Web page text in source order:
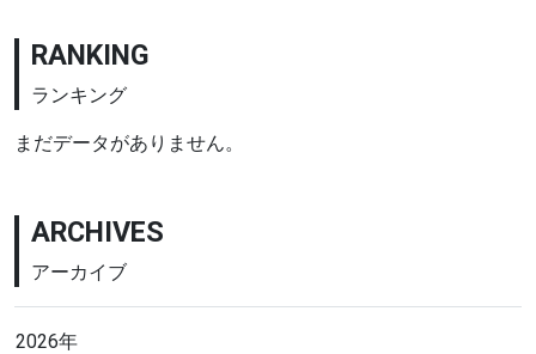
RANKING
ランキング
まだデータがありません。
ARCHIVES
アーカイブ
2026年